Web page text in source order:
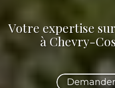
Votre expertise
à Chevry-